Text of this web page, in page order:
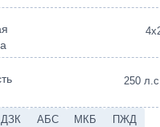
250 л.с.
ДЗК АБС МКБ
ПЖД